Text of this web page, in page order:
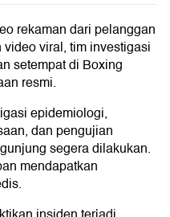
rekaman dari pelanggan
viral, tim investigasi
setempat di Boxing
resmi.
epidemiologi,
dan pengujian
segera dilakukan.
mendapatkan